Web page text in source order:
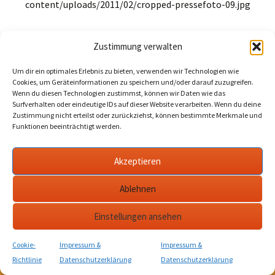
Zustimmung verwalten
Um dir ein optimales Erlebnis zu bieten, verwenden wir Technologien wie
Cookies, um Geräteinformationen zu speichern und/oder darauf zuzugreifen.
Wenn du diesen Technologien zustimmst, können wir Daten wie das
Surfverhalten oder eindeutige IDs auf dieser Website verarbeiten. Wenn du deine
Zustimmung nicht erteilst oder zurückziehst, können bestimmte Merkmale und
Funktionen beeinträchtigt werden.
Akzeptieren
Ablehnen
Einstellungen ansehen
Cookie-
Richtlinie
Impressum &
Datenschutzerklärung
Impressum &
Datenschutzerklärung
content/uploads/2011/02/cropped-pressefoto-09.jpg
Bad Langensalza • Tel.: 03603 842710.